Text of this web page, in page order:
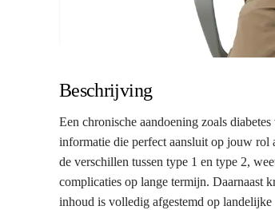
Beschrijving
Een chronische aandoening zoals
informatie die perfect aansluit op jouw rol
de verschillen tussen type 1 en type 2,
complicaties op lange termijn. Daarnaast
inhoud is volledig afgestemd op